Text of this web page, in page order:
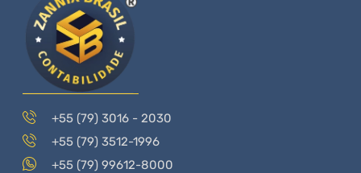
+55 (79) 3016 - 2030
+55 (79) 3512-1996
+55 (79) 99612-8000